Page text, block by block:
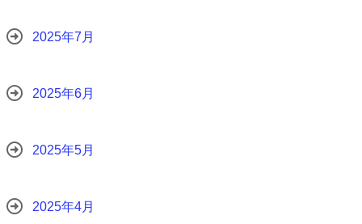
2025年7月
2025年6月
2025年5月
2025年4月